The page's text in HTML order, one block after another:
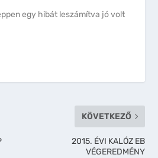
egy hibát leszámítva jó volt
KÖVETKEZŐ
2015. ÉVI KALÓZ EB
VÉGEREDMÉNY